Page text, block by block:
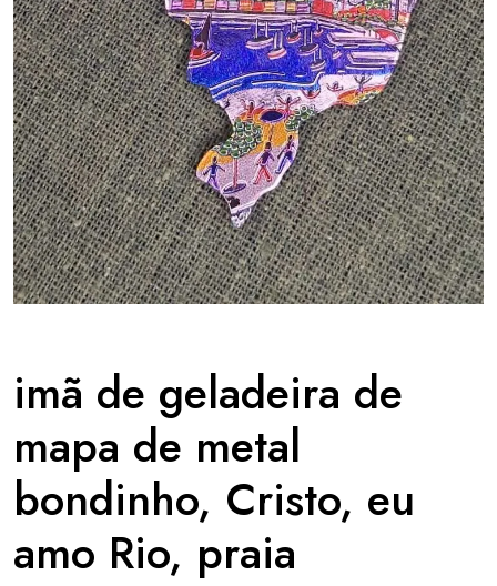
imã de geladeira de
mapa de metal
bondinho, Cristo, eu
amo Rio, praia